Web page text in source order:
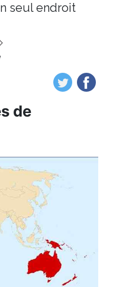
seul endroit
de